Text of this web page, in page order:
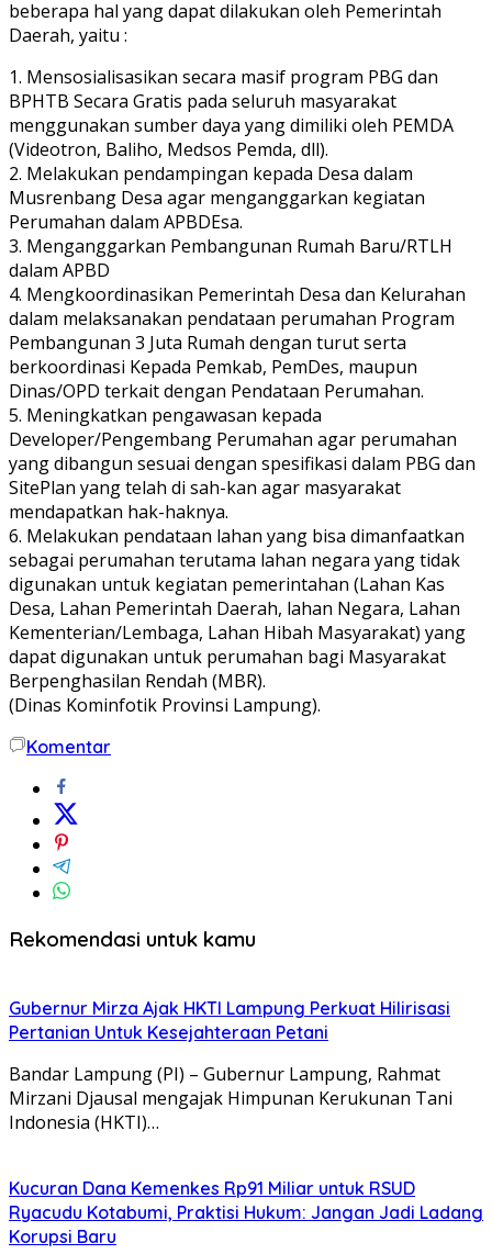
beberapa hal yang dapat dilakukan oleh Pemerintah
Daerah, yaitu :
1. Mensosialisasikan secara masif program PBG dan
BPHTB Secara Gratis pada seluruh masyarakat
menggunakan sumber daya yang dimiliki oleh PEMDA
(Videotron, Baliho, Medsos Pemda, dll).
2. Melakukan pendampingan kepada Desa dalam
Musrenbang Desa agar menganggarkan kegiatan
Perumahan dalam APBDEsa.
3. Menganggarkan Pembangunan Rumah Baru/RTLH
dalam APBD
4. Mengkoordinasikan Pemerintah Desa dan Kelurahan
dalam melaksanakan pendataan perumahan Program
Pembangunan 3 Juta Rumah dengan turut serta
berkoordinasi Kepada Pemkab, PemDes, maupun
Dinas/OPD terkait dengan Pendataan Perumahan.
5. Meningkatkan pengawasan kepada
Developer/Pengembang Perumahan agar perumahan
yang dibangun sesuai dengan spesifikasi dalam PBG dan
SitePlan yang telah di sah-kan agar masyarakat
mendapatkan hak-haknya.
6. Melakukan pendataan lahan yang bisa dimanfaatkan
sebagai perumahan terutama lahan negara yang tidak
digunakan untuk kegiatan pemerintahan (Lahan Kas
Desa, Lahan Pemerintah Daerah, lahan Negara, Lahan
Kementerian/Lembaga, Lahan Hibah Masyarakat) yang
dapat digunakan untuk perumahan bagi Masyarakat
Berpenghasilan Rendah (MBR).
(Dinas Kominfotik Provinsi Lampung).
Komentar
Rekomendasi untuk kamu
Gubernur Mirza Ajak HKTI Lampung Perkuat Hilirisasi
Pertanian Untuk Kesejahteraan Petani
Bandar Lampung (PI) – Gubernur Lampung, Rahmat
Mirzani Djausal mengajak Himpunan Kerukunan Tani
Indonesia (HKTI)…
Kucuran Dana Kemenkes Rp91 Miliar untuk RSUD
Ryacudu Kotabumi, Praktisi Hukum: Jangan Jadi Ladang
Korupsi Baru